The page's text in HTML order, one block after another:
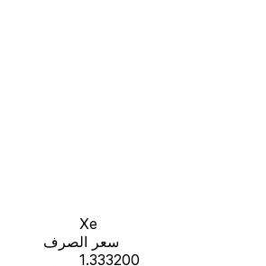
Xe
سعر الصرف
1.333200